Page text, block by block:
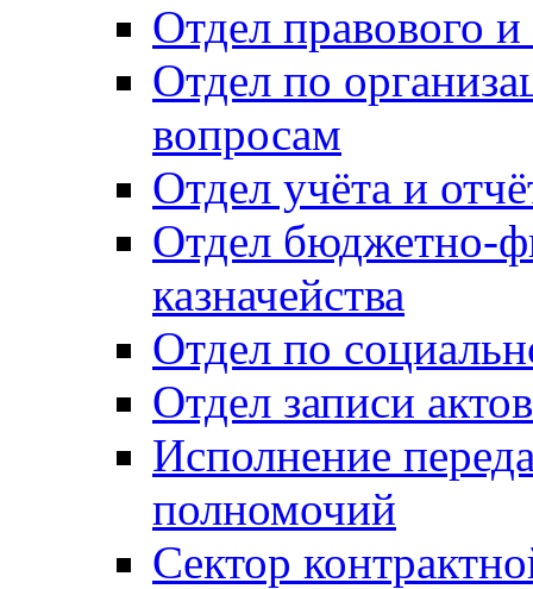
Отдел правового
Отдел по
вопросам
Отдел учёта и
Отдел бюджетно-
казначейства
Отдел по
Отдел записи
Исполнение
полномочий
Сектор